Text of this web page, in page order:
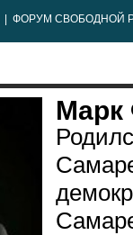
ФОРУМ СВОБОДНОЙ
Марк